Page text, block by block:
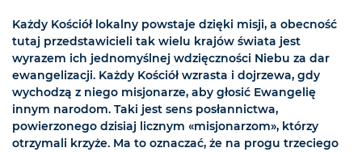
Każdy Kościół lokalny powstaje dzięki misji, a obecność
tutaj przedstawicieli tak wielu krajów świata jest
wyrazem ich jednomyślnej wdzięczności Niebu za dar
ewangelizacji. Każdy Kościół wzrasta i dojrzewa, gdy
wychodzą z niego misjonarze, aby głosić Ewangelię
innym narodom. Taki jest sens posłannictwa,
powierzonego dzisiaj licznym «misjonarzom», którzy
otrzymali krzyże. Ma to oznaczać, że na progu trzeciego